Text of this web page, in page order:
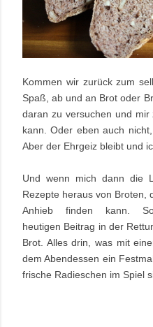
Kommen wir zurück zum
Spaß, ab und an Brot oder
daran zu versuchen und
kann. Oder eben auch
Aber der Ehrgeiz bleibt und
Und wenn mich dann die
Rezepte heraus von Broten,
Anhieb finden kann.
heutigen Beitrag in der
Brot. Alles drin, was mit
dem Abendessen ein
frische Radieschen im Spiel